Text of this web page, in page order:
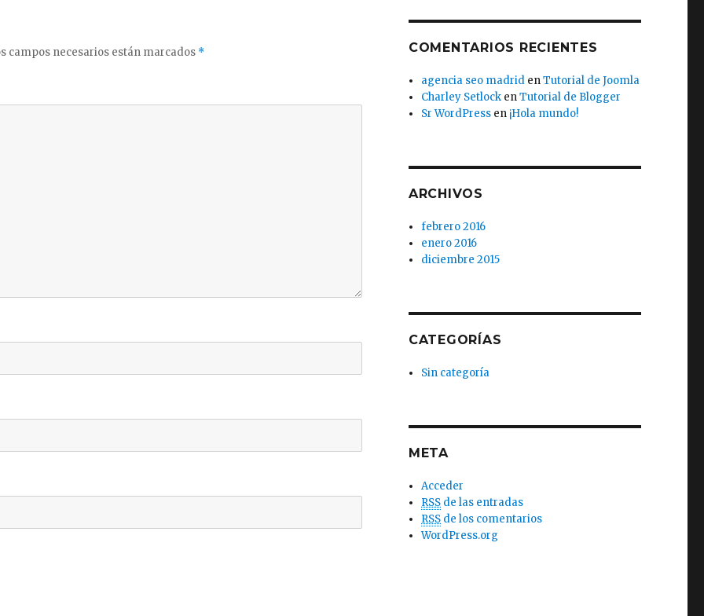
campos necesarios están marcados * COMENTARIOS RECIENTES
agencia seo madrid enTutorial de Joomla
Charley Setlock enTutorial de Blogger
Sr WordPress en ¡Hola mundo!
ARCHIVOS
febrero 2016
enero 2016
diciembre 2015
CATEGORÍAS
Sin categoría
META
Acceder
RSS de las entradas
RSS de los comentarios
WordPress.org